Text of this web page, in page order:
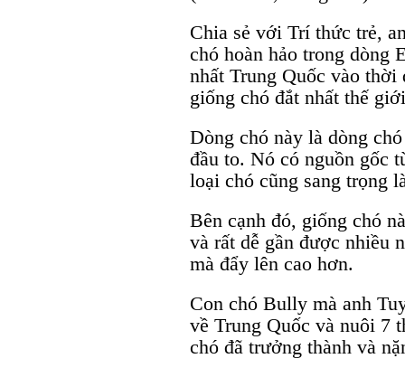
Chia sẻ với Trí thức trẻ,
chó hoàn hảo trong dòng
nhất Trung Quốc vào
giống chó đắt nhất thế
Dòng chó này là dòng
đầu to. Nó có nguồn gốc
loại chó cũng sang trọng
Bên cạnh đó, giống chó
và rất dễ gần được nhiều
mà đẩy lên cao hơn.
Con chó Bully mà anh
về Trung Quốc và nuôi 7
chó đã trưởng thành và